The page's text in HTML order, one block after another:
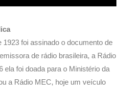
1923 foi assinado o documento de
de rádio brasileira, a Rádio
ela foi doada para o Ministério da
a Rádio MEC, hoje um veículo